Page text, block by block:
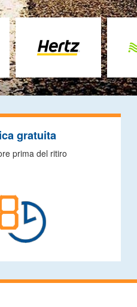
gratuita
prima del ritiro